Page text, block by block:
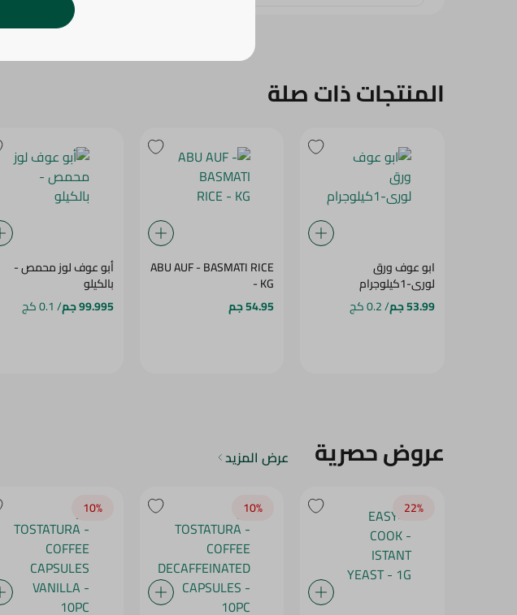
المنتجات ذات صلة
ابو عوف ورق
لورى-1كيلوجرام
53.99 جم
/ 0.2 كج
ABU AUF - BASMATI RICE
- KG
54.95 جم
أبو عوف لوز محمص -
بالكيلو
99.995 جم
/ 0.1 كج
عروض حصرية عرض المزيد
22‎%‎
10‎%‎
10‎%‎